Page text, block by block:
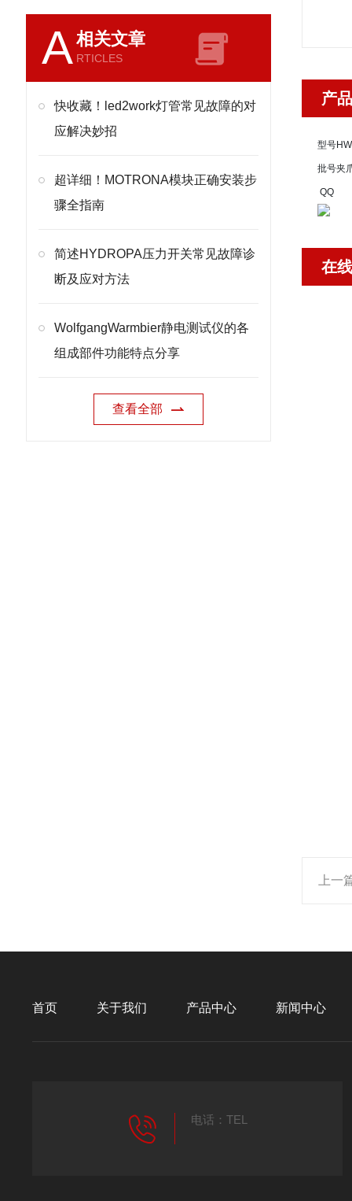
A相关文章
RTICLES
快收藏！led2work灯管常见故障的对
应解决妙招
超详细！MOTRONA模块正确安装步
骤全指南
简述HYDROPA压力开关常见故障诊
断及应对方法
WolfgangWarmbier静电测试仪的各
组成部件功能特点分享
查看全部
产
型号
批号夹
QQ
在
上一
首页 关于我们 产品中心 新闻中心
电话：TEL